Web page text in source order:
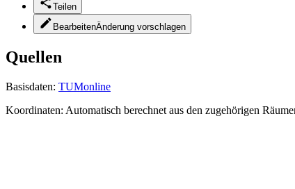
Teilen
BearbeitenÄnderung vorschlagen
Quellen
Basisdaten: TUMonline
Koordinaten: Automatisch berechnet aus den zugehörigen